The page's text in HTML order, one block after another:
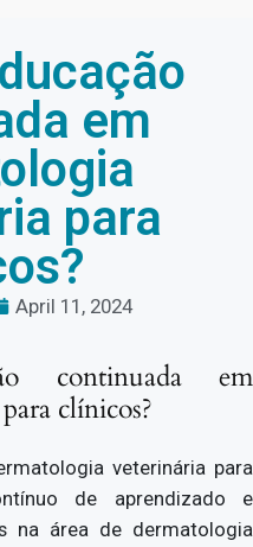
em
para
April 11, 2024
continuada em
clínicos?
veterinária para
de aprendizado e
na área de dermatologia